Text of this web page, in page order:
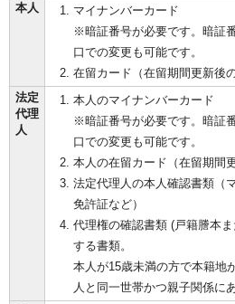
本人
マイナンバーカード
※暗証番号が必要です。暗証
口での変更も可能です。
在留カード（在留期間更新後の
法定
代理
人
本人のマイナンバーカード
※暗証番号が必要です。暗証
口での変更も可能です。
本人の在留カード（在留期間
法定代理人の本人確認書類（
免許証など）
代理権の確認書類 (戸籍謄本
する書類。
本人が15歳未満の方で本籍地
人と同一世帯かつ親子関係に